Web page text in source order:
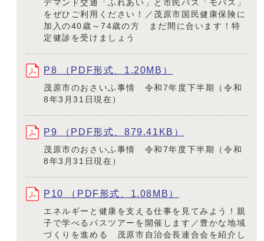
デマンド交通「ふれあい」と市民バス「モバス」
をぜひご利用ください！／茂原市国民健康保険に
加入の40歳～74歳の方 まだ間に合います！特
定健診を受けましょう
P8 （PDF形式、1.20MB）
茂原市のおさいふ事情 令和7年度下半期（令和
8年3月31日現在）
P9 （PDF形式、879.41KB）
茂原市のおさいふ事情 令和7年度下半期（令和
8年3月31日現在）
P10 （PDF形式、1.08MB）
エネルギーと健康を支える仕事を見てみよう！親
子で学べるバスツアーを開催します／豊かな地域
づくりを進める 茂原市自治会長連合会を紹介し